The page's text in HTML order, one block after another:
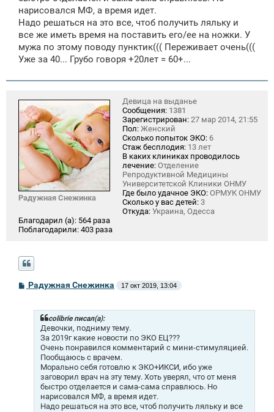
нарисовался МФ, а время идет.
Надо решаться на это все, чтоб получить ляльку и
все же иметь время на поставить его/ее на ножки. У
мужа по этому поводу пунктик((( Переживает очень(((
Уже за 40... Грубо говоря +20лет = 60+...
Радужная Снежинка
Девица на выданье
Сообщения: 1381
Зарегистрирован: 27 мар 2014, 21:55
Пол: Женский
Сколько попыток ЭКО: 6
Стаж бесплодия: 13 лет
В каких клиниках проводилось
лечение: Отделение
Репродуктивной Медицины
Университетской Клиники ОНМУ
Где было удачное ЭКО: ОРМУК ОНМУ
Сколько у вас детей: 3
Откуда: Украина, Одесса
Благодарил (а): 564 раза
Поблагодарили: 403 раза
С
о
Радужная Снежинка 17 окт 2019, 13:04
colibrie писал(а):
Девочки, подниму тему.
За 2019г какие новости по ЭКО ЕЦ???
Очень понравился комментарий с мини-стимуляцией.
Пообщаюсь с врачем.
Морально себя готовлю к ЭКО+ИКСИ, ибо уже
заговорил врач на эту тему. Хоть уверял, что от меня
быстро отделается и сама-сама справлюсь. Но
нарисовался МФ, а время идет.
Надо решаться на это все, чтоб получить ляльку и все